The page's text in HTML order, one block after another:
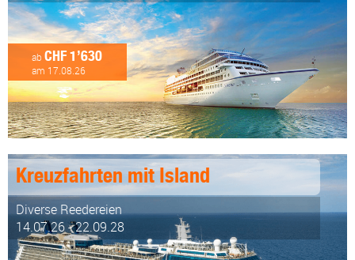
ab CHF 1’630
am 17.08.26
Kreuzfahrten mit Island
Diverse Reedereien
14.07.26 - 22.09.28